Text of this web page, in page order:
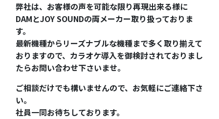
弊社は、お客様の声を可能な限り再現出来る様に
DAMとJOY SOUNDの両メーカー取り扱っておりま
す。
最新機種からリーズナブルな機種まで多く取り揃えて
おりますので、カラオケ導入を御検討されておりまし
たらお問い合わせ下さいませ。
ご相談だけでも構いませんので、お気軽にご連絡下さ
い。
社員一同お待ちしております。